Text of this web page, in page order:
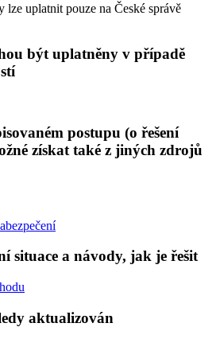
lze uplatnit pouze na České správě
být uplatněny v případě
postupu (o řešení
získat také z jiných zdrojů
situace a návody, jak je řešit
aktualizován